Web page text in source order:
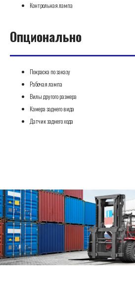
Контрольная лампа
Опционально
Покраска по заказу
Рабочая лампа
Вилы другого размера
Камера заднего вида
Датчик заднего хода